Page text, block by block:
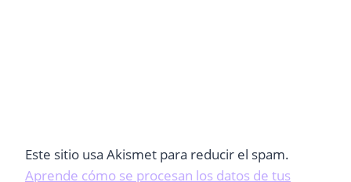
Este sitio usa Akismet para reducir el spam.
Aprende cómo se procesan los datos de tus